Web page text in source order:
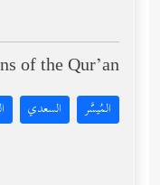
of the Qur’an:
المُيسَّر السعدي